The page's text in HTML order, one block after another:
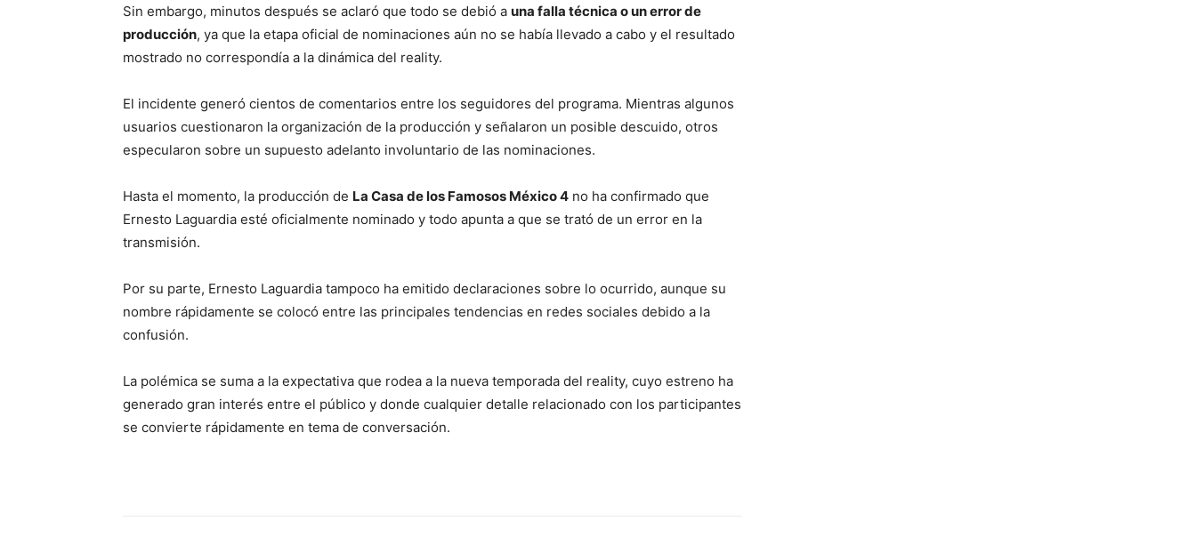
Sin embargo, minutos después se aclaró que todo se debió a una falla técnica o un error de
producción, ya que la etapa oficial de nominaciones aún no se había llevado a cabo y el resultado
mostrado no correspondía a la dinámica del reality.
El incidente generó cientos de comentarios entre los seguidores del programa. Mientras algunos
usuarios cuestionaron la organización de la producción y señalaron un posible descuido, otros
especularon sobre un supuesto adelanto involuntario de las nominaciones.
Hasta el momento, la producción de La Casa de los Famosos México 4 no ha confirmado que
Ernesto Laguardia esté oficialmente nominado y todo apunta a que se trató de un error en la
transmisión.
Por su parte, Ernesto Laguardia tampoco ha emitido declaraciones sobre lo ocurrido, aunque su
nombre rápidamente se colocó entre las principales tendencias en redes sociales debido a la
confusión.
La polémica se suma a la expectativa que rodea a la nueva temporada del reality, cuyo estreno ha
generado gran interés entre el público y donde cualquier detalle relacionado con los participantes
se convierte rápidamente en tema de conversación.